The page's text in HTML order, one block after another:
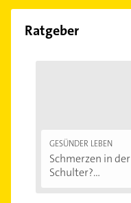
Ratgeber
GESÜNDER LEBEN
Schmerzen in der
Schulter?